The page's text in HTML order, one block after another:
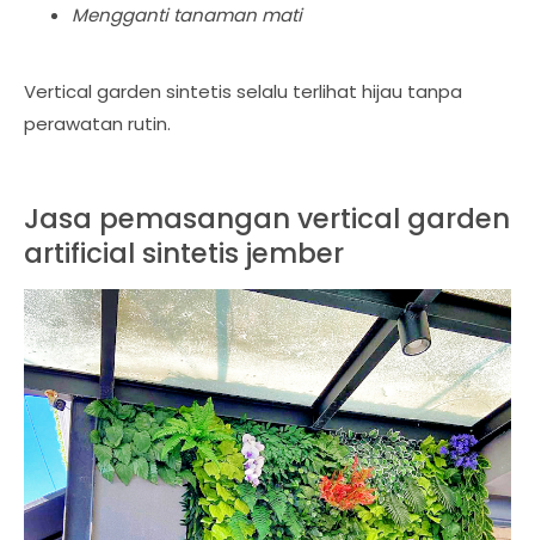
Mengganti tanaman mati
Vertical garden sintetis selalu terlihat hijau tanpa
perawatan rutin.
Jasa pemasangan vertical garden
artificial sintetis jember